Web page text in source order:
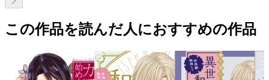
この作品を読んだ人におすすめの作品